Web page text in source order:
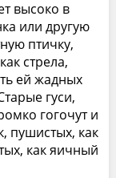
высоко в
или другую
птичку,
стрела,
ей жадных
гуси,
гогочут и
пушистых, как
как яичный